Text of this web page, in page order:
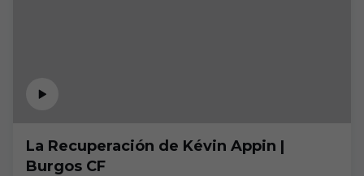
La Recuperación de Kévin Appin |
Burgos CF